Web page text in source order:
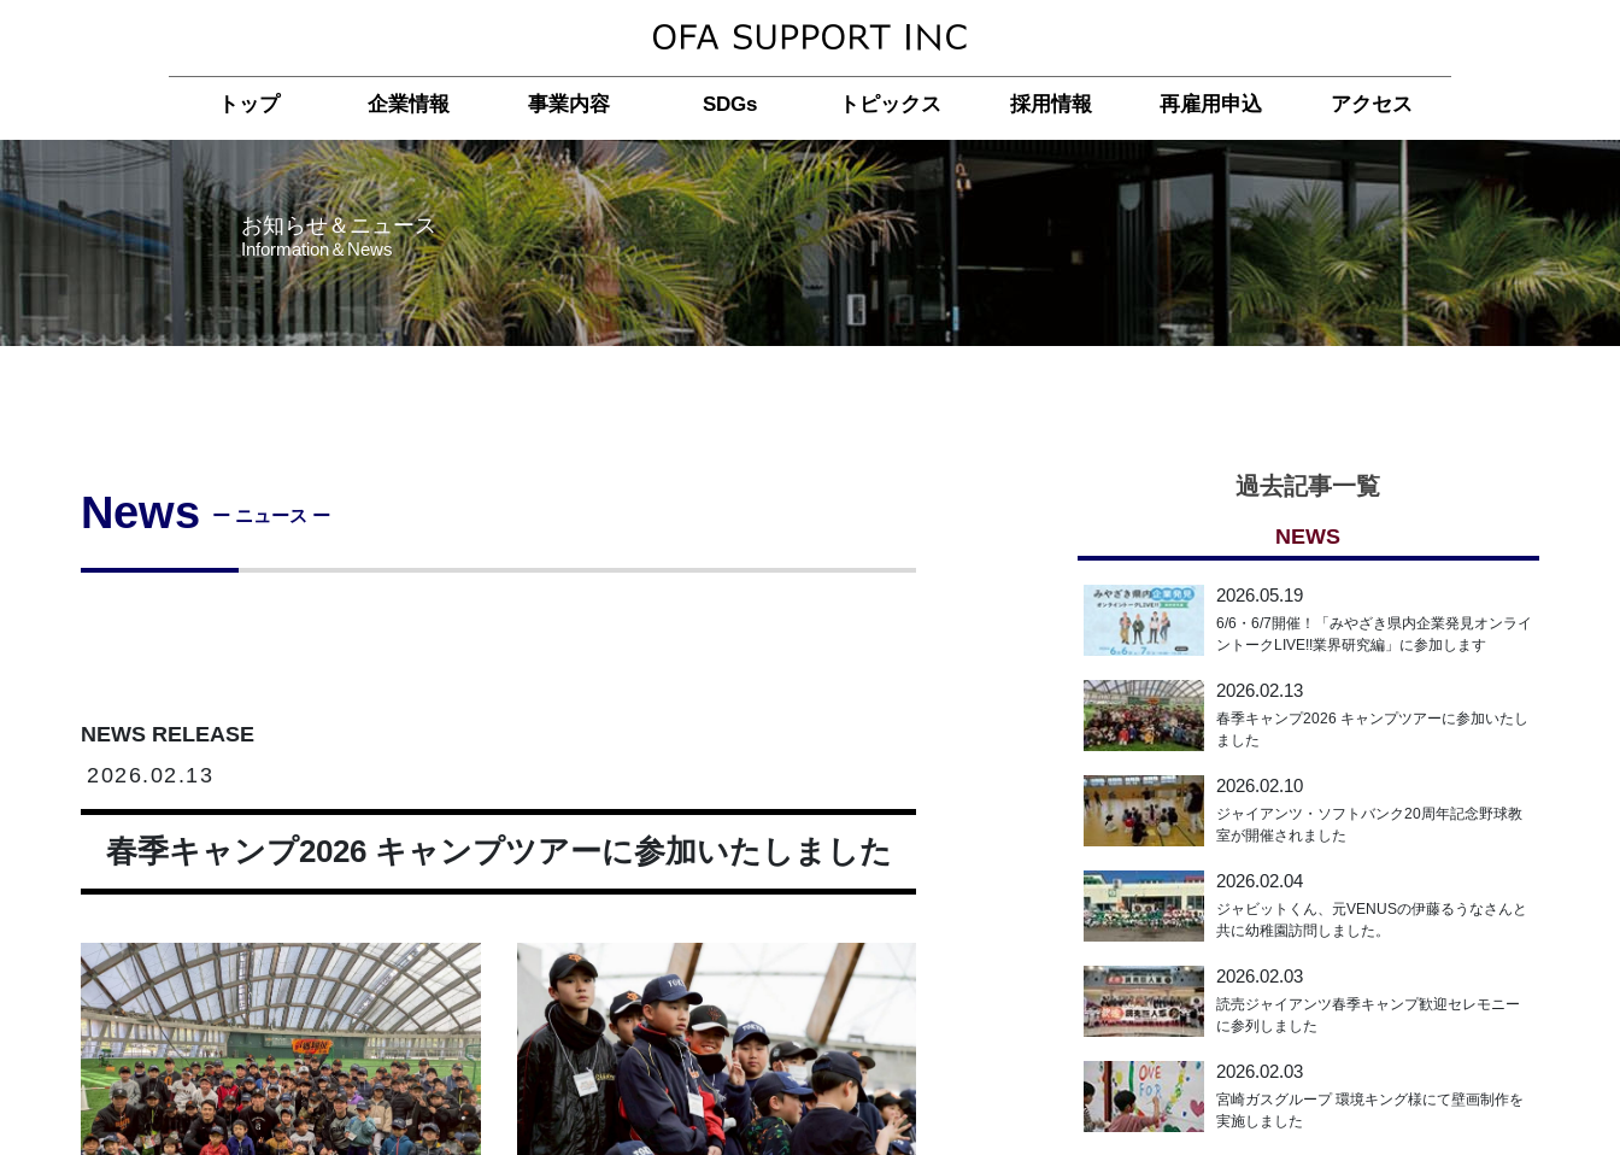
お知らせ＆ニュース
Information＆News
トップ 企業情報 事業内容 SDGs トピックス 採用情報 再雇用申込 アクセス
News ー ニュース ー
NEWS RELEASE
2026.02.13
春季キャンプ2026 キャンプツアーに参加いたしました
過去記事一覧
NEWS
2026.05.19
6/6・6/7開催！「みやざき県内企業発見オンライ
ントークLIVE!!業界研究編」に参加します
2026.02.13
春季キャンプ2026 キャンプツアーに参加いたし
ました
2026.02.10
ジャイアンツ・ソフトバンク20周年記念野球教
室が開催されました
2026.02.04
ジャビットくん、元VENUSの伊藤るうなさんと
共に幼稚園訪問しました。
2026.02.03
読売ジャイアンツ春季キャンプ歓迎セレモニー
に参列しました
2026.02.03
宮崎ガスグループ 環境キング様にて壁画制作を
実施しました